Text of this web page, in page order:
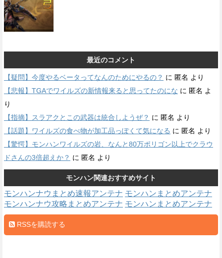
最近のコメント
【疑問】今度やるベータってなんのためにやるの？ に 匿名 より
【悲報】TGAでワイルズの新情報来ると思ってたのにな に 匿名 よ
り
【指摘】スラアクとこの武器は統合しようぜ？ に 匿名 より
【話題】ワイルズの食べ物が加工品っぽくて気になる に 匿名 より
【驚愕】モンハンワイルズの岩、なんと80万ポリゴン以上でクラウ
ドさんの3倍超えか？ に 匿名 より
モンハン関連おすすめサイト
モンハンナウまとめ速報アンテナ モンハンまとめアンテナ
モンハンナウ攻略まとめアンテナ モンハンまとめアンテナ
RSSを購読する